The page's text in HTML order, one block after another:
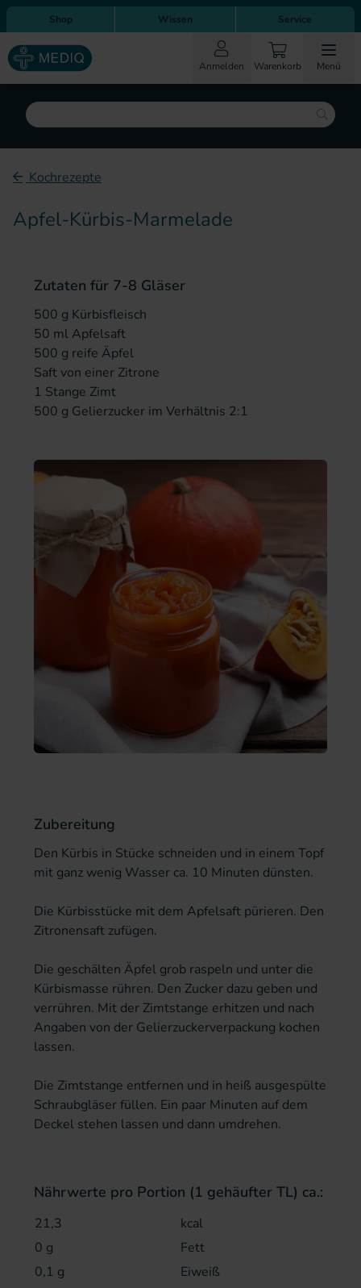
Direkt zum Inhalt
Direkt zur Hauptnavigation
Shop Wissen Service
Anmelden Warenkorb Menü
Suche
Kochrezepte
Apfel-Kürbis-Marmelade
Zutaten für 7-8 Gläser
500 g Kürbisfleisch
50 ml Apfelsaft
500 g reife Äpfel
Saft von einer Zitrone
1 Stange Zimt
500 g Gelierzucker im Verhältnis 2:1
Zubereitung
Den Kürbis in Stücke schneiden und in einem Topf
mit ganz wenig Wasser ca. 10 Minuten dünsten.
Die Kürbisstücke mit dem Apfelsaft pürieren. Den
Zitronensaft zufügen.
Die geschälten Äpfel grob raspeln und unter die
Kürbismasse rühren. Den Zucker dazu geben und
verrühren. Mit der Zimtstange erhitzen und nach
Angaben von der Gelierzuckerverpackung kochen
lassen.
Die Zimtstange entfernen und in heiß ausgespülte
Schraubgläser füllen. Ein paar Minuten auf dem
Deckel stehen lassen und dann umdrehen.
Nährwerte pro Portion (1 gehäufter TL) ca.:
21,3
kcal
0 g
Fett
0,1 g
Eiweiß